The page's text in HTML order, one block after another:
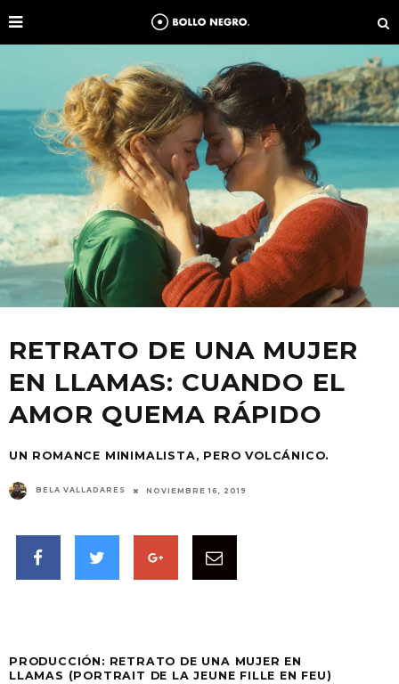
RETRATO DE UNA MUJER
EN LLAMAS: CUANDO EL
AMOR QUEMA RÁPIDO
UN ROMANCE MINIMALISTA, PERO VOLCÁNICO.
BELA VALLADARES NOVIEMBRE 16, 2019
PRODUCCIÓN: RETRATO DE UNA MUJER EN
LLAMAS (PORTRAIT DE LA JEUNE FILLE EN FEU)